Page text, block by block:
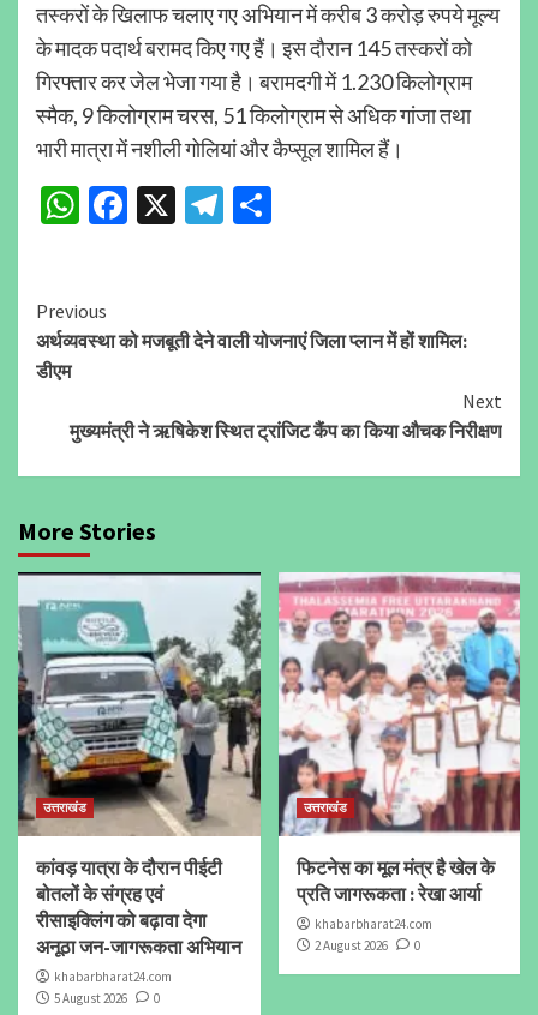
तस्करों के खिलाफ चलाए गए अभियान में करीब 3 करोड़ रुपये मूल्य
के मादक पदार्थ बरामद किए गए हैं। इस दौरान 145 तस्करों को
गिरफ्तार कर जेल भेजा गया है। बरामदगी में 1.230 किलोग्राम
स्मैक, 9 किलोग्राम चरस, 51 किलोग्राम से अधिक गांजा तथा
भारी मात्रा में नशीली गोलियां और कैप्सूल शामिल हैं।
WhatsApp
Facebook
X Telegram
Continue
Reading
Previous
अर्थव्यवस्था को मजबूती देने वाली योजनाएं जिला प्लान में हों शामिल:
डीएम
Next
मुख्यमंत्री ने ऋषिकेश स्थित ट्रांजिट कैंप का किया औचक निरीक्षण
More Stories
उत्तराखंड
कांवड़ यात्रा के दौरान पीईटी
बोतलों के संग्रह एवं
रीसाइक्लिंग को बढ़ावा देगा
अनूठा जन-जागरूकता अभियान
khabarbharat24.com
5 August 2026
0
उत्तराखंड
फिटनेस का मूल मंत्र है खेल के
प्रति जागरूकता : रेखा आर्या
khabarbharat24.com
2 August 2026
0